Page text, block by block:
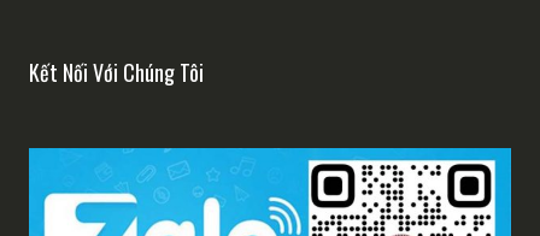
Kết Nối Với Chúng Tôi